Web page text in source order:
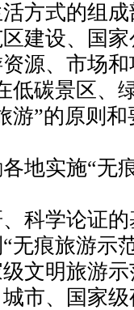
方式的组
建设、国
源、市场
低碳景区、
游”的原则
地实施“无
科学论证
无痕旅游示
文明旅游
市、国家